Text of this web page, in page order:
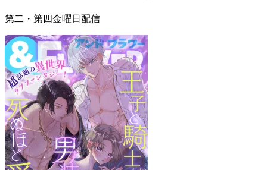
第二・第四金曜日配信